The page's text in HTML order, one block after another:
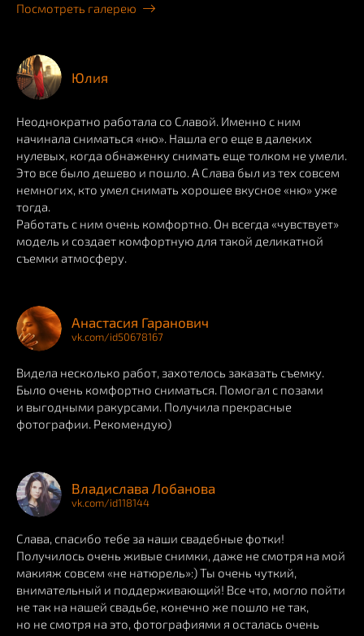
Посмотреть галерею
Юлия
Неоднократно работала со Славой. Именно с ним
начинала сниматься «ню». Нашла его еще в далеких
нулевых, когда обнаженку снимать еще толком не умели.
Это все было дешево и пошло. А Слава был из тех совсем
немногих, кто умел снимать хорошее вкусное «ню» уже
тогда.
Работать с ним очень комфортно. Он всегда «чувствует»
модель и создает комфортную для такой деликатной
съемки атмосферу.
Анастасия Гаранович
vk.com/id50678167
Видела несколько работ, захотелось заказать съемку.
Было очень комфортно сниматься. Помогал с позами
и выгодными ракурсами. Получила прекрасные
фотографии. Рекомендую)
Владислава Лобанова
vk.com/id118144
Слава, спасибо тебе за наши свадебные фотки!
Получилось очень живые снимки, даже не смотря на мой
макияж совсем «не натюрель»:) Ты очень чуткий,
внимательный и поддерживающий! Все что, могло пойти
не так на нашей свадьбе, конечно же пошло не так,
но не смотря на это, фотографиями я осталась очень